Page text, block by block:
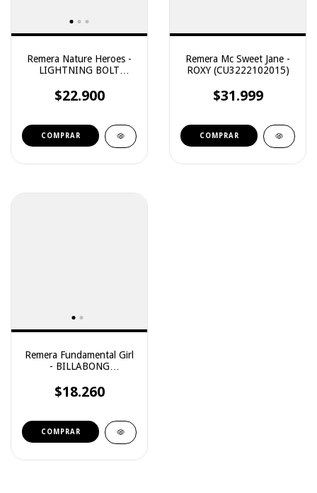
Remera Nature Heroes -
LIGHTNING BOLT
$22.900
COMPRAR
Remera Mc Sweet Jane -
ROXY (CU3222102015)
$31.999
COMPRAR
Remera Fundamental Girl
- BILLABONG
$18.260
COMPRAR